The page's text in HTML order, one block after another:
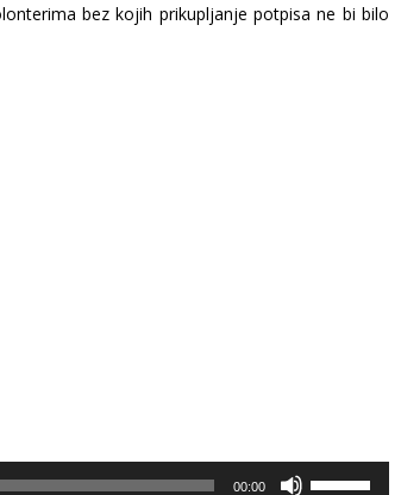
bez kojih prikupljanje potpisa ne bi bilo
00:00